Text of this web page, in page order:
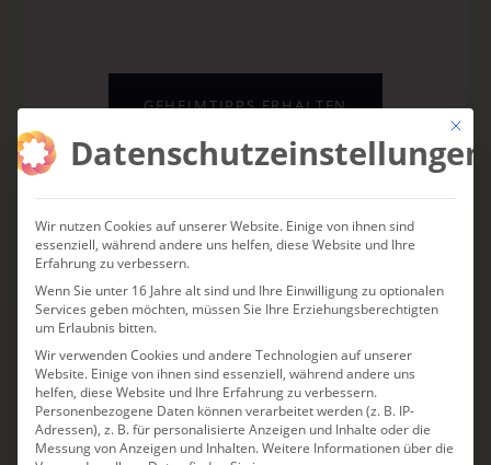
GEHEIMTIPPS ERHALTEN
KOSTENLOS · JEDERZEIT ABMELDBAR
DAS KÖNNTE IHNEN
AUCH GEFALLEN
Mit
Datenschutzeinstellungen
Wir nutzen Cookies auf unserer Website. Einige von ihnen sind
essenziell, während andere uns helfen, diese Website und Ihre
Erfahrung zu verbessern.
Wenn Sie unter 16 Jahre alt sind und Ihre Einwilligung zu optionalen
Services geben möchten, müssen Sie Ihre Erziehungsberechtigten
um Erlaubnis bitten.
Wir verwenden Cookies und andere Technologien auf unserer
Website. Einige von ihnen sind essenziell, während andere uns
helfen, diese Website und Ihre Erfahrung zu verbessern.
Personenbezogene Daten können verarbeitet werden (z. B. IP-
Adressen), z. B. für personalisierte Anzeigen und Inhalte oder die
Messung von Anzeigen und Inhalten.Weitere Informationen über die